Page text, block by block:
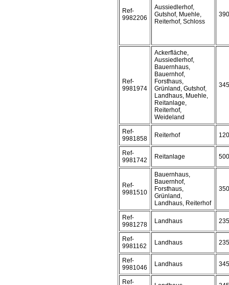
Ref-
9982206
Aussiedlerhof,
Gutshof, Muehle,
Reiterhof, Schloss
Ref-
9981974
Ackerfläche,
Aussiedlerhof,
Bauernhaus,
Bauernhof,
Forsthaus,
Grünland, Gutshof,
Landhaus, Muehle,
Reitanlage,
Reiterhof,
Weideland
Ref-
9981858
Reiterhof
Ref-
9981742
Reitanlage
Ref-
9981510
Bauernhaus,
Bauernhof,
Forsthaus,
Grünland,
Landhaus, Reiterhof
Ref-
9981278
Landhaus
Ref-
9981162
Landhaus
Ref-
9981046
Landhaus
Ref-